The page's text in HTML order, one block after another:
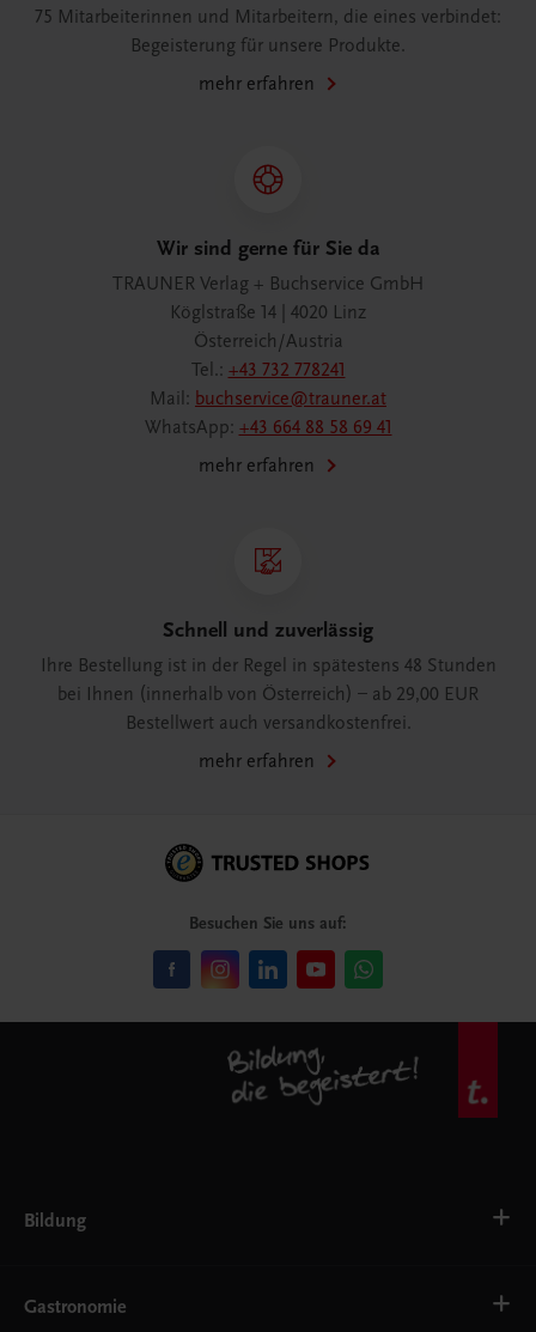
75 Mitarbeiterinnen und Mitarbeitern, die eines verbindet:
Begeisterung für unsere Produkte.
mehr erfahren
Wir sind gerne für Sie da
TRAUNER Verlag + Buchservice GmbH
Köglstraße 14 | 4020 Linz
Österreich/Austria
Tel.: +43 732 778241
Mail: buchservice@trauner.at
WhatsApp: +43 664 88 58 69 41
mehr erfahren
Schnell und zuverlässig
Ihre Bestellung ist in der Regel in spätestens 48 Stunden
bei Ihnen (innerhalb von Österreich) – ab 29,00 EUR
Bestellwert auch versandkostenfrei.
mehr erfahren
Besuchen Sie uns auf:
Bildung
AHS
Gastronomie